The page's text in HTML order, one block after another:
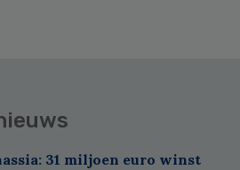
31 miljoen euro winst